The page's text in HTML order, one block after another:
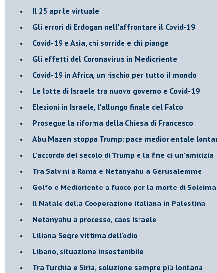
Il 25 aprile virtuale
Gli errori di Erdogan nell'affrontare il Covid-19
Covid-19 e Asia, chi sorride e chi piange
Gli effetti del Coronavirus in Medioriente
Covid-19 in Africa, un rischio per tutto il mondo
Le lotte di Israele tra nuovo governo e Covid-19
Elezioni in Israele, l'allungo finale del Falco
Prosegue la riforma della Chiesa di Francesco
Abu Mazen stoppa Trump: pace mediorientale
L'accordo del secolo di Trump e la fine di un'amicizia
Tra Salvini a Roma e Netanyahu a Gerusalemme
Golfo e Medioriente a fuoco per la morte di
Il Natale della Cooperazione italiana in Palestina
Netanyahu a processo, caos Israele
Liliana Segre vittima dell'odio
Libano, situazione insostenibile
Tra Turchia e Siria, soluzione sempre più lontana